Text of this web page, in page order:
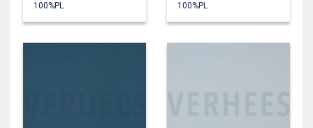
100%PL
100%PL